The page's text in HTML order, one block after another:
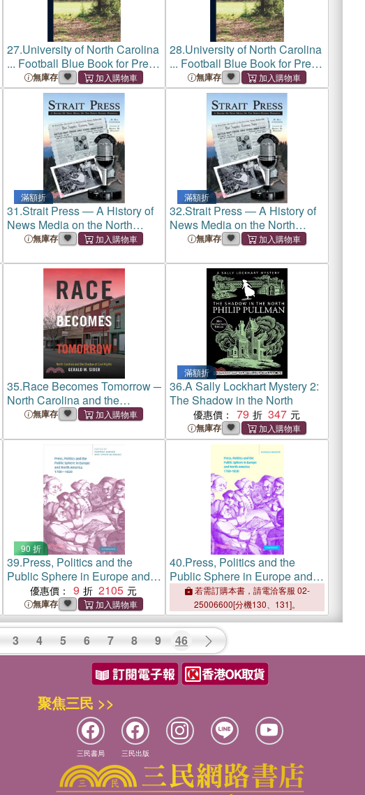
27.University of North Carolina
... Football Blue Book for Press
and Radio; 1947
無庫存
28.University of North Carolina
... Football Blue Book for Press
and Radio; 1956
無庫存
滿額折
31.Strait Press ― A History of
News Media on the North
Olympic Peninsula
無庫存
滿額折
32.Strait Press ― A History of
News Media on the North
Olympic Peninsula
無庫存
35.Race Becomes Tomorrow ─
North Carolina and the
Shadow of Civil Rights
無庫存
滿額折
36.A Sally Lockhart Mystery 2:
The Shadow in the North
優惠價： 79 347
無庫存
90 折
39.Press, Politics and the
Public Sphere in Europe and
North America, 1760–1820
優惠價： 9 2105
無庫存
40.Press, Politics and the
Public Sphere in Europe and
North America, 1760-1820
若需訂購本書，請電洽客服 02-
25006600[分機130、131]。
3 4 5 6 7 8 9 46
聚焦三民 >>
三民書局 三民出版